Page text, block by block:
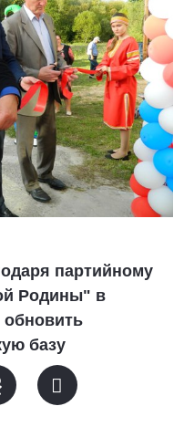
партийному
Родины" в
базу